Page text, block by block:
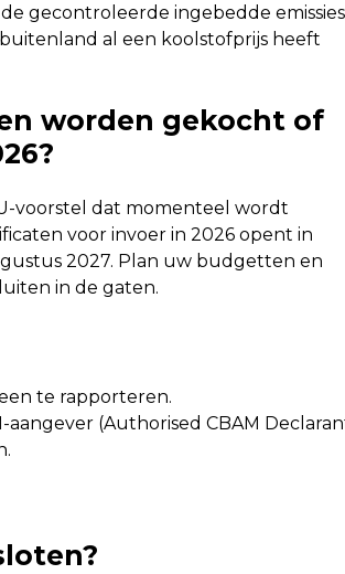
gecontroleerde ingebedde emissies
al een koolstofprijs heeft
worden gekocht of
voorstel dat momenteel wordt
voor invoer in 2026 opent in
2027. Plan uw budgetten en
in de gaten.
te rapporteren.
(Authorised CBAM